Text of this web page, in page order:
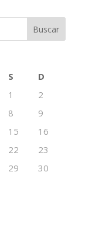
S
D
1
2
8
9
15
16
22
23
29
30